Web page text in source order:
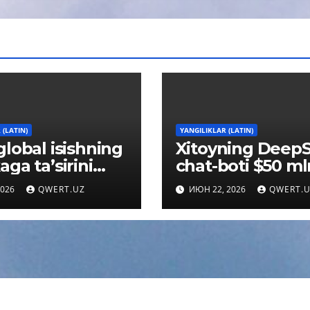
(LATIN)
isishning
taʼsirini
QWERT.UZ
YANGILIKLAR (LATIN)
Xitoyning
chat-boti $50
baholandi. Bu
uchun muhim
ИЮН 22, 2026